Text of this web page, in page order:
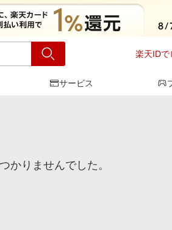
楽天IDで
サービス
かりませんでした。